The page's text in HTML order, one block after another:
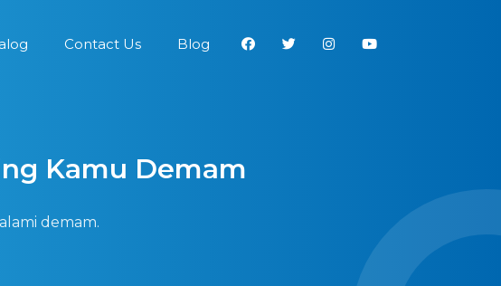
Contact Us Blog
Kamu Demam
demam.